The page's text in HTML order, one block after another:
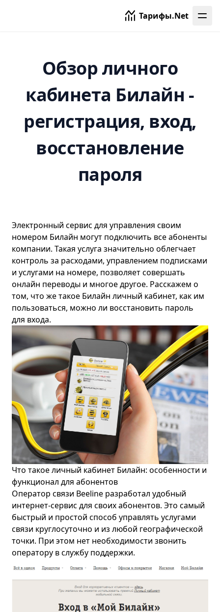
Тарифы.Net
Обзор личного
кабинета Билайн -
регистрация, вход,
восстановление
пароля
Электронный сервис для управления своим
номером Билайн могут подключить все абоненты
компании. Такая услуга значительно облегчает
контроль за расходами, управлением подписками
и услугами на номере, позволяет совершать
онлайн переводы и многое другое. Расскажем о
том, что же такое Билайн личный кабинет, как им
пользоваться, можно ли восстановить пароль
для входа.
Что такое личный кабинет Билайн: особенности и
функционал для абонентов
Оператор связи Beeline разработал удобный
интернет-сервис для своих абонентов. Это самый
быстрый и простой способ управлять услугами
связи круглосуточно и из любой географической
точки. При этом нет необходимости звонить
оператору в службу поддержки.